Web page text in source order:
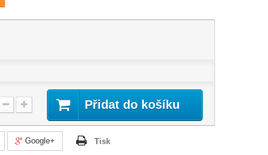
Přidat do košíku
Google+ Tisk